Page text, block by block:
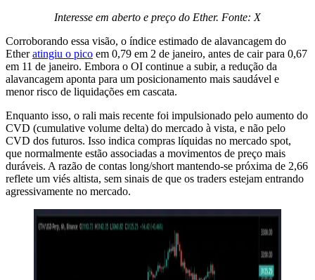
Interesse em aberto e preço do Ether. Fonte: X
Corroborando essa visão, o índice estimado de alavancagem do
Etheratingiu o pico em 0,79 em 2 de janeiro, antes de cair para 0,67
em 11 de janeiro. Embora o OI continue a subir, a redução da
alavancagem aponta para um posicionamento mais saudável e
menor risco de liquidações em cascata.
Enquanto isso, o rali mais recente foi impulsionado pelo aumento do
CVD (cumulative volume delta) do mercado à vista, e não pelo
CVD dos futuros. Isso indica compras líquidas no mercado spot,
que normalmente estão associadas a movimentos de preço mais
duráveis. A razão de contas long/short mantendo-se próxima de 2,66
reflete um viés altista, sem sinais de que os traders estejam entrando
agressivamente no mercado.